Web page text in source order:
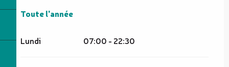
Toute l'année
Toute l'année
Lundi 07:00 - 22:30